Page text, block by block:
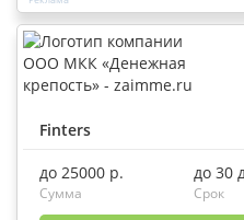
Finters
до 25000 р.
Сумма
до 30
Срок